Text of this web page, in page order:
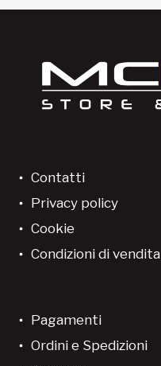
Contatti
Privacy policy
Cookie
Condizioni di vendita
Pagamenti
Ordini e Spedizioni